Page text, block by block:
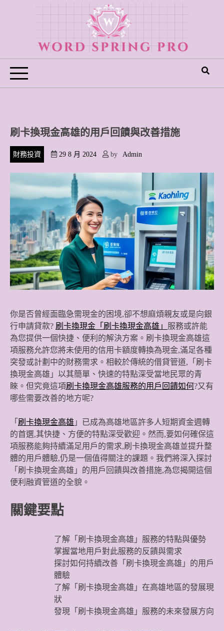
Word Spring Pro
刷卡換現金高雄的用戶回饋與改善措施
財務投資 29 8 月 2024 by Admin
你是否曾經面臨急需現金的困境,卻不想麻煩親友或是向銀
行申請貸款? 刷卡換現金「刷卡換現金高雄」 服務或許能
為您提供一個快捷、便利的解決方案。刷卡換現金高雄這
項服務允許您將未使用的信用卡額度轉換為現金,滿足各種
突發或計劃中的財務需求。相較於傳統的借貸管道,「刷卡
換現金高雄」以其簡單、快速的特點深受當地民眾的青
睞。但究竟這項刷卡換現金高雄服務的用戶回饋如何?又有
哪些需要改善的地方呢?
「 刷卡換現金高雄 」已成為高雄地區許多人短期資金週轉
的首選,其快捷、方便的特點深受歡迎。然而,要如何確保這
項服務能夠持續滿足用戶的需求,刷卡換現金高雄並提升整
體的用戶體驗,仍是一個值得關注的課題。我們將深入探討
「刷卡換現金高雄」的用戶回饋與改善措施,為您揭開這個
便利融資管道的全貌。
關鍵要點
了解「刷卡換現金高雄」服務的特點與優勢
掌握當地用戶對此服務的反饋與需求
探討如何持續改善「刷卡換現金高雄」的用戶
體驗
了解「刷卡換現金高雄」在高雄地區的發展現
狀
發現「刷卡換現金高雄」服務的未來發展方向